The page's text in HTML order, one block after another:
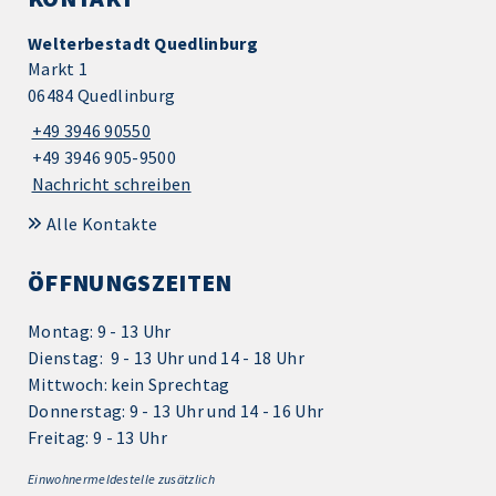
Welterbestadt Quedlinburg
Markt 1
06484 Quedlinburg
+49 3946 90550
+49 3946 905-9500
Nachricht schreiben
Alle Kontakte
ÖFFNUNGSZEITEN
Montag: 9 - 13 Uhr
Dienstag: 9 - 13 Uhr und 14 - 18 Uhr
Mittwoch: kein Sprechtag
Donnerstag: 9 - 13 Uhr und 14 - 16 Uhr
Freitag: 9 - 13 Uhr
Einwohnermeldestelle zusätzlich